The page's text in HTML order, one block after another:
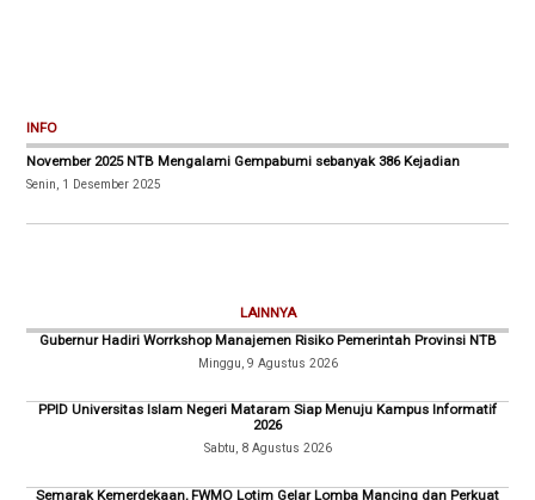
INFO
November 2025 NTB Mengalami Gempabumi sebanyak 386 Kejadian
Senin, 1 Desember 2025
LAINNYA
Gubernur Hadiri Worrkshop Manajemen Risiko Pemerintah Provinsi NTB
Minggu, 9 Agustus 2026
PPID Universitas Islam Negeri Mataram Siap Menuju Kampus Informatif
2026
Sabtu, 8 Agustus 2026
Semarak Kemerdekaan, FWMO Lotim Gelar Lomba Mancing dan Perkuat